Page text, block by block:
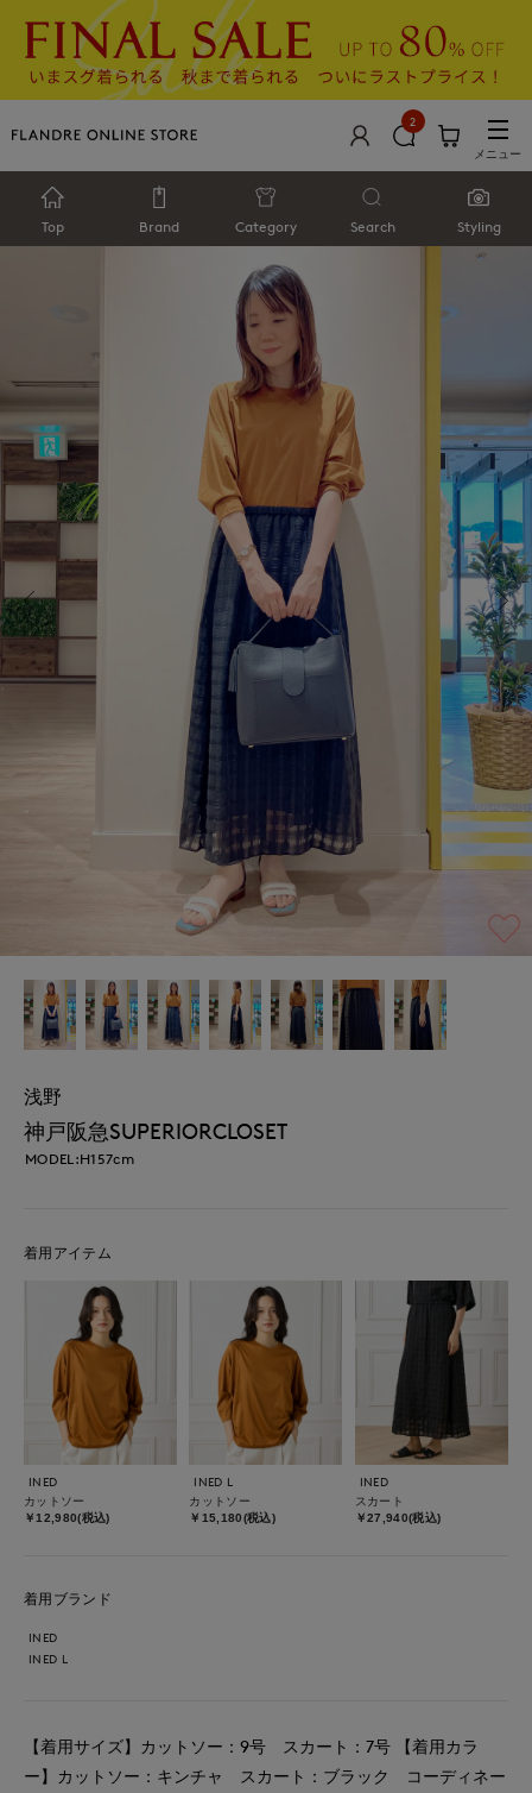
2
メニュー
Top Brand Category Search Styling
浅野
神戸阪急SUPERIORCLOSET
MODEL:H157cm
着用アイテム
INED
カットソー
￥12,980(税込)
INED L
カットソー
￥15,180(税込)
INED
スカート
￥27,940(税込)
着用ブランド
INED
INED L
【着用サイズ】カットソー：9号 スカート：7号 【着用カラ
ー】カットソー：キンチャ スカート：ブラック コーディネー